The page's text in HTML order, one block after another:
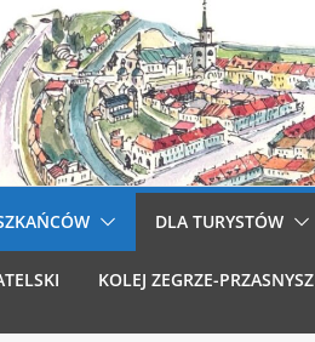
DLA TURYSTÓW
KOLEJ ZEGRZE-PRZASNYSZ